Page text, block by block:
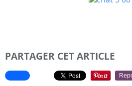
PARTAGER CET ARTICLE